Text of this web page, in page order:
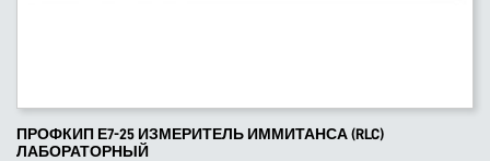
ПРОФКИП Е7-25 ИЗМЕРИТЕЛЬ ИММИТАНСА (RLC)
ЛАБОРАТОРНЫЙ